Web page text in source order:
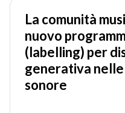
La comunità
nuovo
(labelling) per
generativa
sonore